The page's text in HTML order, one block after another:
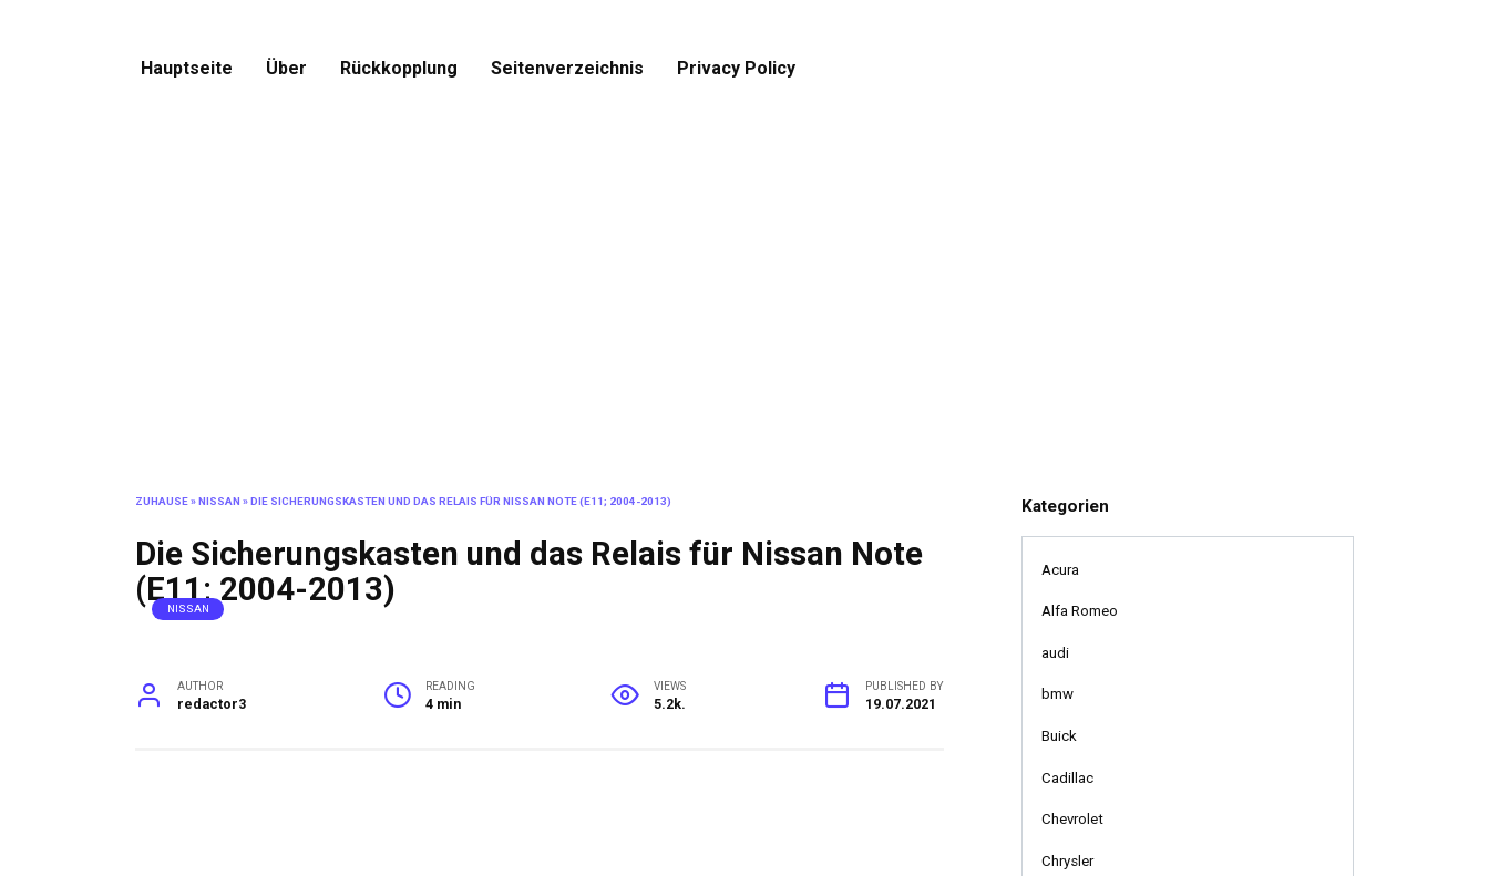
Hauptseite Über Rückkopplung Seitenverzeichnis Privacy Policy
ZUHAUSE»NISSAN »DIE SICHERUNGSKASTEN UND DAS RELAIS FÜR NISSAN NOTE (E11; 2004-2013)
Die Sicherungskasten und das Relais für Nissan Note
(E11; 2004-2013)
NISSAN
AUTHOR
redactor3
READING
4 min
VIEWS
5.2k.
PUBLISHED BY
19.07.2021
Kategorien
Acura
Alfa Romeo
audi
bmw
Buick
Cadillac
Chevrolet
Chrysler